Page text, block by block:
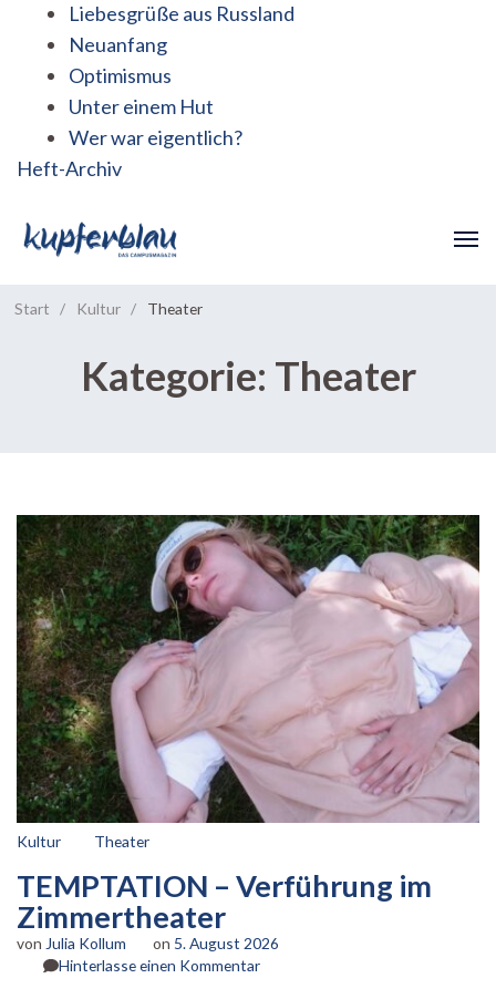
Liebesgrüße aus Russland
Neuanfang
Optimismus
Unter einem Hut
Wer war eigentlich?
Heft-Archiv
Start / Kultur / Theater
Kategorie: Theater
Kultur Theater
TEMPTATION – Verführung im
Zimmertheater
von Julia Kollum on 5. August 2026
Hinterlasse einen Kommentarzu